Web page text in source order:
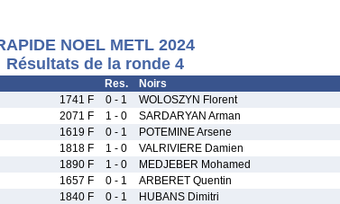
NOEL METL 2024
Résultats de la ronde 4
Res. Noirs
1741 F 0 - 1 WOLOSZYN Florent
2071 F 1 - 0 SARDARYAN Arman
1619 F 0 - 1 POTEMINE Arsene
1818 F 1 - 0 VALRIVIERE Damien
1890 F 1 - 0 MEDJEBER Mohamed
1657 F 0 - 1 ARBERET Quentin
1840 F 0 - 1 HUBANS Dimitri